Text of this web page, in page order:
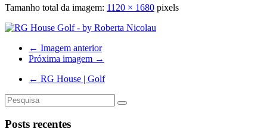
Tamanho total da imagem: 1120 × 1680 pixels
← Imagem anterior
Próxima imagem →
← RG House | Golf
Posts recentes